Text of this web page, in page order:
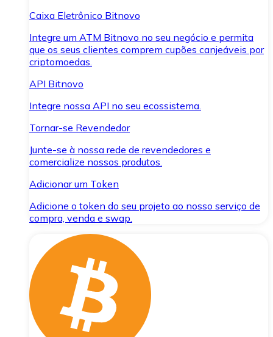
Caixa Eletrônico Bitnovo
Integre um ATM Bitnovo no seu negócio e permita
que os seus clientes comprem cupões canjeáveis por
criptomoedas.
API Bitnovo
Integre nossa API no seu ecossistema.
Tornar-se Revendedor
Junte-se à nossa rede de revendedores e
comercialize nossos produtos.
Adicionar um Token
Adicione o token do seu projeto ao nosso serviço de
compra, venda e swap.